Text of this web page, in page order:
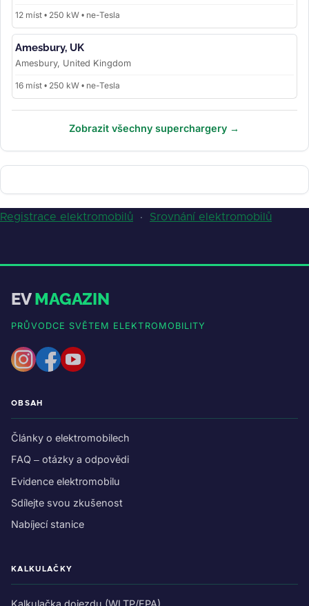
12 míst • 250 kW • ne-Tesla
Amesbury, UK
Amesbury, United Kingdom
16 míst • 250 kW • ne-Tesla
Zobrazit všechny superchargery →
Registrace elektromobilů · Srovnání elektromobilů
EVMAGAZIN
PRŮVODCE SVĚTEM ELEKTROMOBILITY
OBSAH
Články o elektromobilech
FAQ – otázky a odpovědi
Evidence elektromobilu
Sdílejte svou zkušenost
Nabíjecí stanice
KALKULAČKY